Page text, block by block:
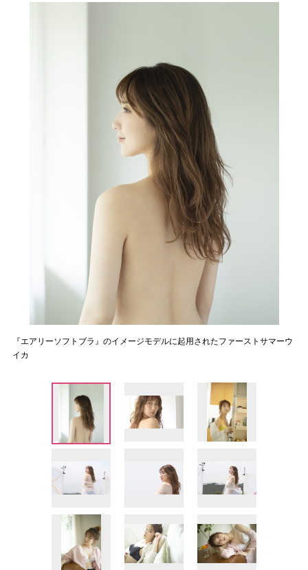
『エアリーソフトブラ』のイメージモデルに起用されたファーストサマーウ
イカ